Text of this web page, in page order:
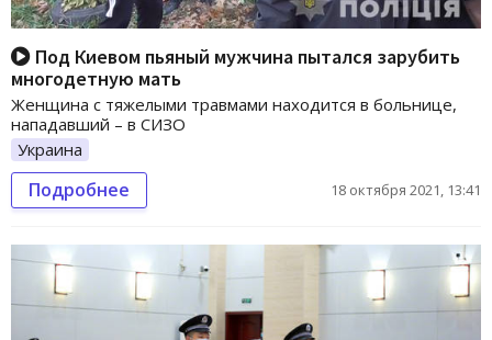
Под Киевом пьяный мужчина пытался зарубить
многодетную мать
Женщина с тяжелыми травмами находится в больнице,
нападавший – в СИЗО
Украина
Подробнее 18 октября 2021, 13:41